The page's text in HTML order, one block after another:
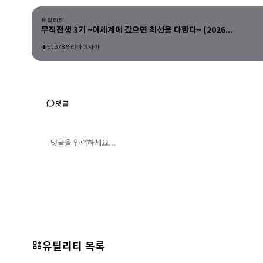
유틸리티
무직전생 3기 ~이세계에 갔으면 최선을 다한다~ (2026...
6,378 리바이사마
유틸리티
댓글
유틸리티 목록